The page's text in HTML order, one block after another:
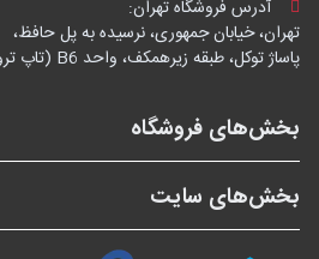
آدرس فروشگاه تهران:
تهران، خیابان جمهوری، نرسیده به پل حافظ،
پاساژ توکل، طبقه زیرهمکف، واحد B6 (تاپ ترونیک)
بخش‌های فروشگاه
بخش‌های سایت